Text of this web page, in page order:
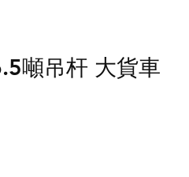
噸吊杆 大貨車